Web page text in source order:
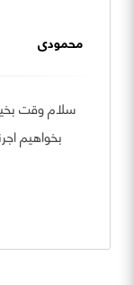
محمودی
سلام وقت
بخواهیم